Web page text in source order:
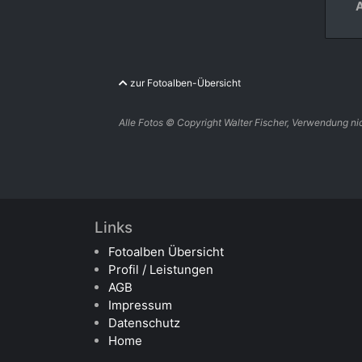
zur Fotoalben-Übersicht
Alle Fotos © Copyright Walter Fischer, Verwendung
Links
Fotoalben Übersicht
Profil / Leistungen
AGB
Impressum
Datenschutz
Home